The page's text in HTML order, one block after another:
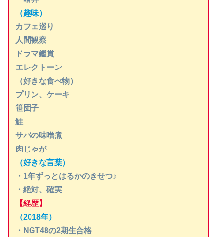
（趣味）
カフェ巡り
人間観察
ドラマ鑑賞
エレクトーン
（好きな食べ物）
プリン、ケーキ
笹団子
鮭
サバの味噌煮
肉じゃが
（好きな言葉）
・1年ずっとはるかのきせつ♪
・絶対、確実
【経歴】
（2018年）
・NGT48の2期生合格